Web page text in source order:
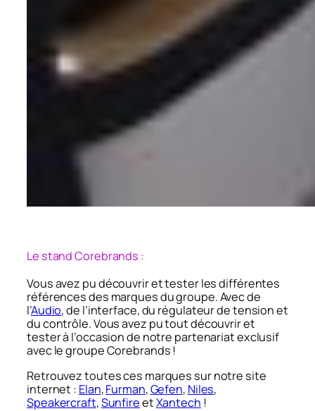
Le stand Corebrands :
Vous avez pu découvrir et tester les différentes
références des marques du groupe. Avec de
l’Audio, de l’interface, du régulateur de tension et
du contrôle. Vous avez pu tout découvrir et
tester à l’occasion de notre partenariat exclusif
avec le groupe Corebrands !
Retrouvez toutes ces marques sur notre site
internet : Elan,Furman,Gefen, Niles,
Speakercraft,SunfireetXantech !